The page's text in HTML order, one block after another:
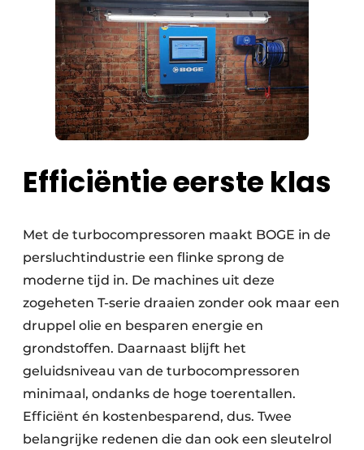
Efficiëntie eerste klas
Met de turbocompressoren maakt BOGE in de
persluchtindustrie een flinke sprong de
moderne tijd in. De machines uit deze
zogeheten T-serie draaien zonder ook maar een
druppel olie en besparen energie en
grondstoffen. Daarnaast blijft het
geluidsniveau van de turbocompressoren
minimaal, ondanks de hoge toerentallen.
Efficiënt én kostenbesparend, dus. Twee
belangrijke redenen die dan ook een sleutelrol